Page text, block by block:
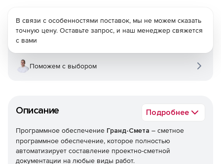
Описание Подробнее
Программное обеспечение Гранд-Смета – сметное
программное обеспечение, которое полностью
автоматизирует составление проектно-сметной
документации на любые виды работ.
В связи с особенностями поставок, мы не можем сказать
точную цену. Оставьте запрос, и наш менеджер свяжется
с вами
Поможем с выбором